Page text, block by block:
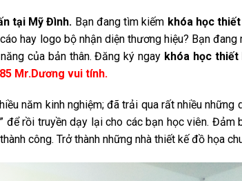
tại Mỹ Đình. Bạn đang tìm kiếm khóa học
hay logo bộ nhận diện thương hiệu? Bạn
của bản thân. Đăng ký ngay khóa học thiết
Mr.Dương vui tính.
năm kinh nghiệm; đã trải qua rất nhiều
để rồi truyền dạy lại cho các bạn học viên.
công. Trở thành những nhà thiết kế đồ họa